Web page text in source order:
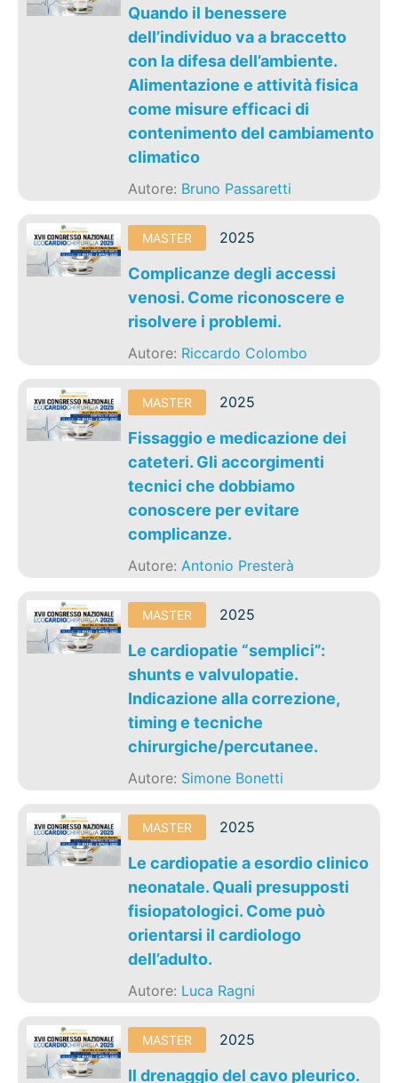
Quando il benessere
dell’individuo va a braccetto
con la difesa dell’ambiente.
Alimentazione e attività fisica
come misure efficaci di
contenimento del cambiamento
climatico
Autore: Bruno Passaretti
MASTER 2025
Complicanze degli accessi
venosi. Come riconoscere e
risolvere i problemi.
Autore: Riccardo Colombo
MASTER 2025
Fissaggio e medicazione dei
cateteri. Gli accorgimenti
tecnici che dobbiamo
conoscere per evitare
complicanze.
Autore:Antonio Presterà
MASTER 2025
Le cardiopatie “semplici”:
shunts e valvulopatie.
Indicazione alla correzione,
timing e tecniche
chirurgiche/percutanee.
Autore: Simone Bonetti
MASTER 2025
Le cardiopatie a esordio clinico
neonatale. Quali presupposti
fisiopatologici. Come può
orientarsi il cardiologo
dell’adulto.
Autore: Luca Ragni
MASTER 2025
Il drenaggio del cavo pleurico.